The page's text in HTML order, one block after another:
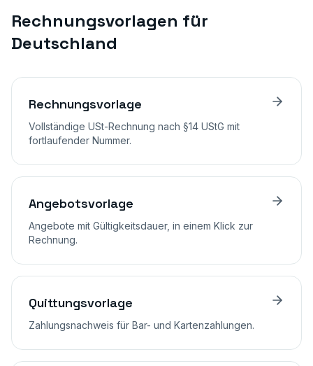
Rechnungsvorlagen für
Deutschland
Rechnungsvorlage
Vollständige USt-Rechnung nach §14 UStG mit
fortlaufender Nummer.
Angebotsvorlage
Angebote mit Gültigkeitsdauer, in einem Klick zur
Rechnung.
Quittungsvorlage
Zahlungsnachweis für Bar- und Kartenzahlungen.